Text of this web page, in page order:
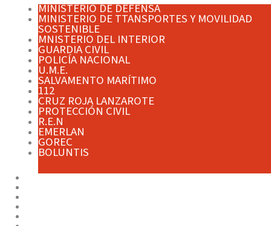
MINISTERIO DE DEFENSA
MINISTERIO DE TTANSPORTES Y MOVILIDAD
SOSTENIBLE
MNISTERIO DEL INTERIOR
GUARDIA CIVIL
POLICÍA NACIONAL
U.M.E.
SALVAMENTO MARÍTIMO
112
CRUZ ROJA LANZAROTE
PROTECCIÓN CIVIL
R.E.N
EMERLAN
GOREC
BOLUNTIS